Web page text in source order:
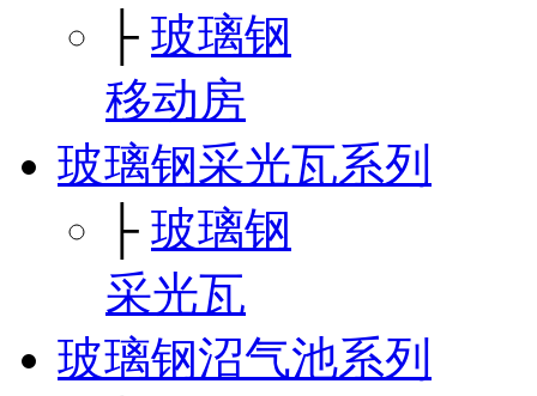
├ 玻璃钢
移动房
玻璃钢采光瓦系列
├ 玻璃钢
采光瓦
玻璃钢沼气池系列